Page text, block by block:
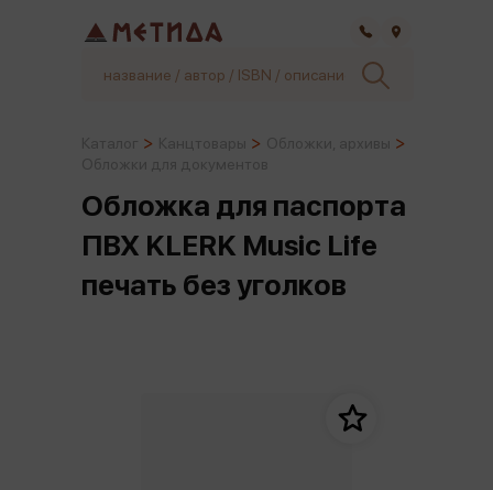
Обложка для паспорта
ПВХ KLERK Music Life
печать без уголков